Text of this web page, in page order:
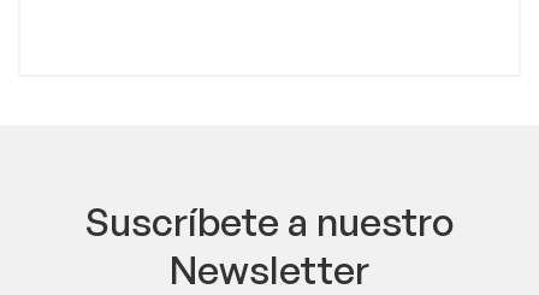
Suscríbete a nuestro
Newsletter